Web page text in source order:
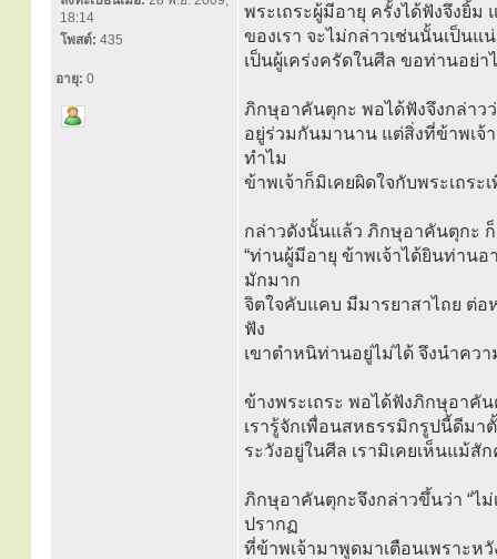
18:14
โพสต์: 435
อายุ: 0
พระเถระผู้มีอายุ ครั้งได้ฟังจึงยิ้ม
ของเรา จะไม่กล่าวเช่นนั้นเป็นแ
เป็นผู้เคร่งครัดในศีล ขอท่านอย่า
ภิกษุอาคันตุกะ พอได้ฟังจึงกล่าว
อยู่ร่วมกันมานาน แต่สิ่งที่ข้าพเจ้
ทำไม
ข้าพเจ้าก็มิเคยผิดใจกับพระเถร
กล่าวดังนั้นแล้ว ภิกษุอาคันตุกะ ก็
“ท่านผู้มีอายุ ข้าพเจ้าได้ยินท่าน
มักมาก
จิตใจคับแคบ มีมารยาสาไถย ต่อ
ฟัง
เขาตำหนิท่านอยู่ไม่ได้ จึงนำคว
ข้างพระเถระ พอได้ฟังภิกษุอาคั
เรารู้จักเพื่อนสหธรรมิกรูปนี้ดีมา
ระวังอยู่ในศีล เรามิเคยเห็นแม้สั
ภิกษุอาคันตุกะจึงกล่าวขึ้นว่า “ไ
ปรากฏ
ที่ข้าพเจ้ามาพูดมาเตือนเพราะห